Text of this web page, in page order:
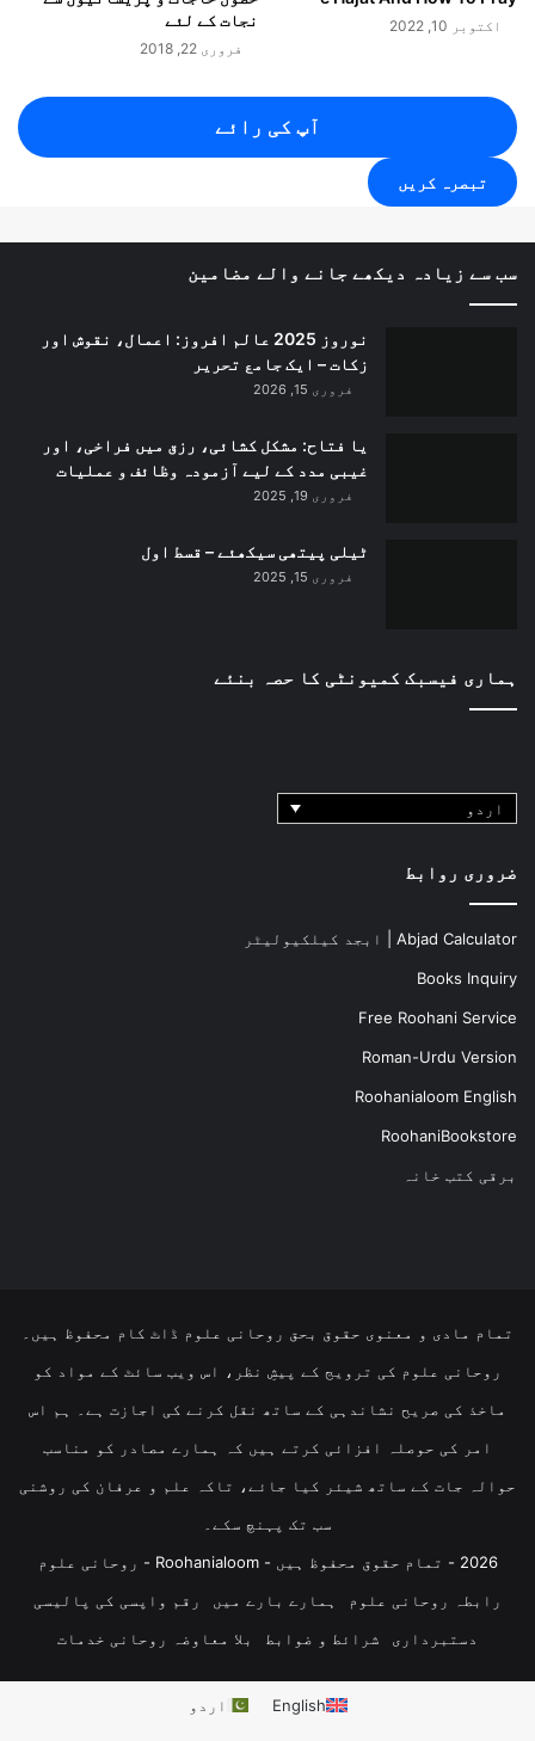
اکتوبر 10, 2022
نجات کے لئے
فروری 22, 2018
آپ کی رائے
سب سے زیادہ دیکھے جانے والے مضامین
نوروز 2025 عالم افروز: اعمال، نقوش اور
زکات – ایک جامع تحریر
فروری 15, 2026
یا فتاح: مشکل کشائی، رزق میں فراخی، اور
غیبی مدد کے لیے آزمودہ وظائف و عملیات
فروری 19, 2025
ٹیلی پیتھی سیکھئے – قسط اول
فروری 15, 2025
ہماری فیسبک کمیونٹی کا حصہ بنئے
اردو
ضروری روابط
Abjad Calculator | ابجد کیلکیولیٹر
Books Inquiry
Free Roohani Service
Roman-Urdu Version
Roohanialoom English
RoohaniBookstore
برقی کتب خانہ
تمام مادی و معنوی حقوق بحق روحانی علوم ڈاٹ کام محفوظ ہیں۔
روحانی علوم کی ترویج کے پیشِ نظر، اس ویب سائٹ کے مواد کو
ماخذ کی صریح نشاندہی کے ساتھ نقل کرنے کی اجازت ہے۔ ہم اس
امر کی حوصلہ افزائی کرتے ہیں کہ ہمارے مصادر کو مناسب
حوالہ جات کے ساتھ شیئر کیا جائے، تاکہ علم و عرفان کی روشنی
سب تک پہنچ سکے۔
2026 - تمام حقوق محفوظ ہیں - Roohanialoom - روحانی علوم
رابطہ روحانی علوم
ہمارے بارے میں
رقم واپسی کی پالیسی
دستبرداری
شرائط و ضوابط بلا معاوضہ روحانی خدمات
English اردو